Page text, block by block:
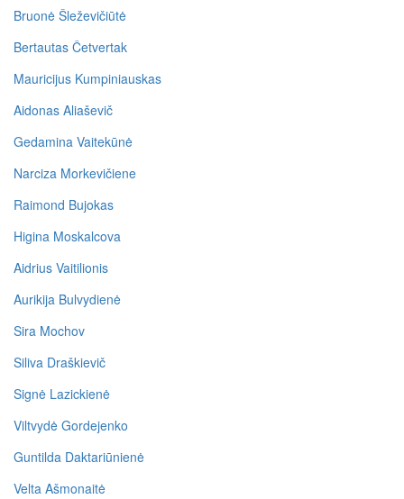
Bruonė Šleževičiūtė
Bertautas Četvertak
Mauricijus Kumpiniauskas
Aidonas Aliaševič
Gedamina Vaitekūnė
Narciza Morkevičiene
Raimond Bujokas
Higina Moskalcova
Aidrius Vaitilionis
Aurikija Bulvydienė
Sira Mochov
Siliva Draškievič
Signė Lazickienė
Viltvydė Gordejenko
Guntilda Daktariūnienė
Velta Ašmonaitė